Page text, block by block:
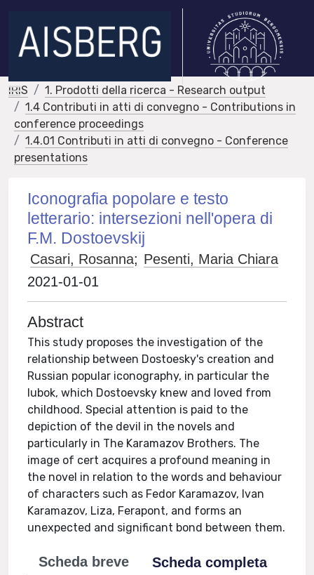
IRIS
1. Prodotti della ricerca - Research output
1.4 Contributi in atti di convegno - Contributions in
conference proceedings
1.4.01 Contributi in atti di convegno - Conference
presentations
Iconografia popolare e testo
letterario: intersezioni nell'opera di
F.M. Dostoevskij
Casari, Rosanna; Pesenti, Maria Chiara
2021-01-01
Abstract
This study proposes the investigation of the
relationship between Dostoesky's creation and
Russian popular iconography, in particular the
lubok, which Dostoevsky knew and loved from
childhood. Special attention is paid to the
depiction of the devil in the novels and
particularly in The Karamazov Brothers. The
image of cert acquires a profound meaning in
the novel in relation to the words and behaviour
of characters such as Fedor Karamazov, Ivan
Karamazov, Liza, Ferapont, and forms an
unexpected and significant bond between them.
Scheda breve
Scheda completa